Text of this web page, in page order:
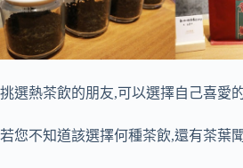
挑選熱茶飲的朋友,可以選擇自己喜愛
若您不知道該選擇何種茶飲,還有茶葉